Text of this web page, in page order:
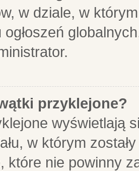
w dziale, w
przyklejone?
wyświetlają
w którym
które nie powinny